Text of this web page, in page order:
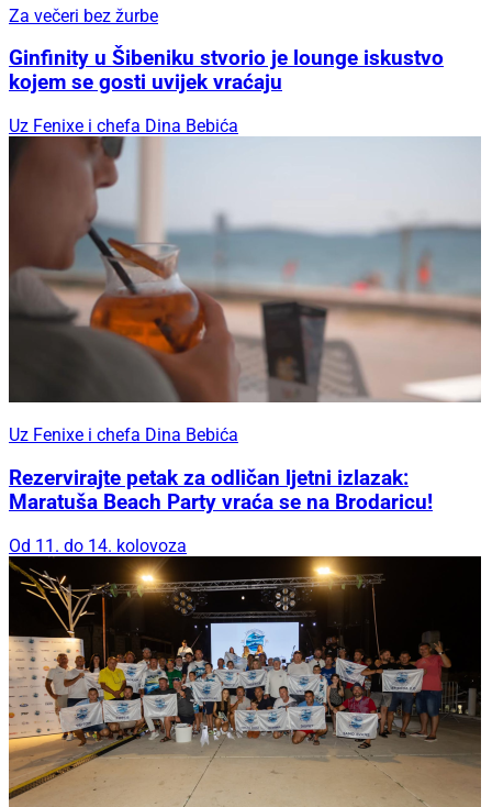
Za večeri bez žurbe
Ginfinity u Šibeniku stvorio je lounge iskustvo
kojem se gosti uvijek vraćaju
Uz Fenixe i chefa Dina Bebića
Uz Fenixe i chefa Dina Bebića
Rezervirajte petak za odličan ljetni izlazak:
Maratuša Beach Party vraća se na Brodaricu!
Od 11. do 14. kolovoza